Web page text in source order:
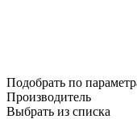
Подобрать по
Производитель
Выбрать из списка